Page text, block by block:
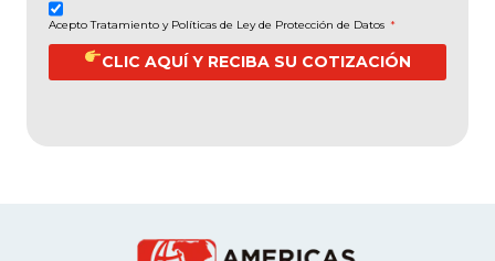
Acepto Tratamiento y Políticas de Ley de Protección de Datos *
CLIC AQUÍ Y RECIBA SU COTIZACIÓN